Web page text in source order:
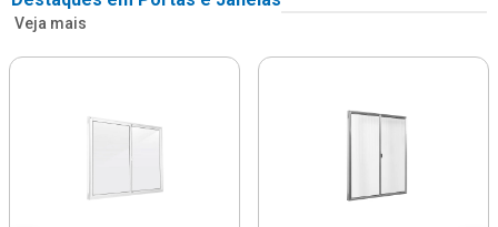
Veja mais